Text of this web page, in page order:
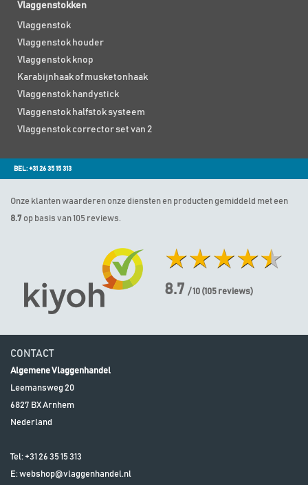
Vlaggenstokken
Vlaggenstok
Vlaggenstok houder
Vlaggenstok knop
Karabijnhaak of musketonhaak
Vlaggenstok handystick
Vlaggenstok halfstok systeem
Vlaggenstok corrector set van 2
BEL: +31 26 35 15 313
Onze klanten waarderen onze diensten en producten gemiddeld met een
8.7 op basis van 105 reviews.
8.7 / 10 (105 reviews)
CONTACT
Algemene Vlaggenhandel
Leemansweg 20
6827 BXArnhem
Nederland
Tel: +31 26 35 15 313
E:webshop@vlaggenhandel.nl